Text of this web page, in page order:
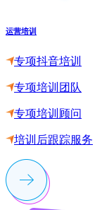
运营培训
专项抖音培训
专项培训团队
专项培训顾问
培训后跟踪服务